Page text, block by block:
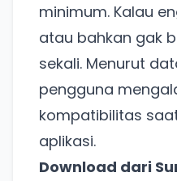
minimum. Kalau
atau bahkan gak
sekali. Menurut
pengguna
kompatibilitas
aplikasi.
Download dari